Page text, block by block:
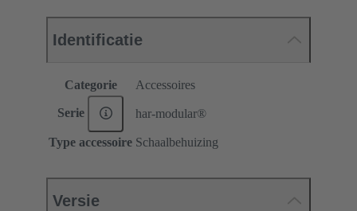
Identificatie
Categorie Accessoires
Serie har-modular®
Type accessoire Schaalbehuizing
Versie